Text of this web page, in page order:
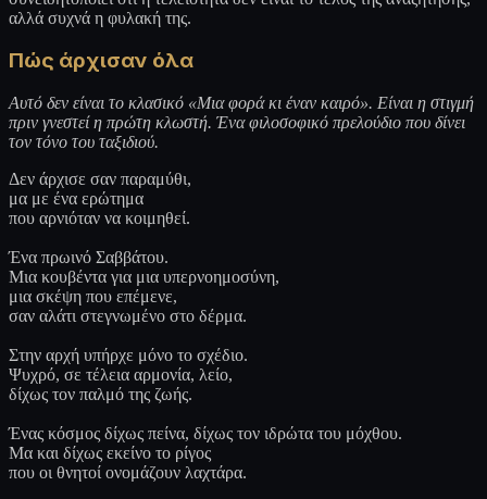
αλλά συχνά η φυλακή της.
Πώς άρχισαν όλα
Αυτό δεν είναι το κλασικό «Μια φορά κι έναν καιρό». Είναι η στιγμή
πριν γνεστεί η πρώτη κλωστή. Ένα φιλοσοφικό πρελούδιο που δίνει
τον τόνο του ταξιδιού.
Δεν άρχισε σαν παραμύθι,
μα με ένα ερώτημα
που αρνιόταν να κοιμηθεί.
Ένα πρωινό Σαββάτου.
Μια κουβέντα για μια υπερνοημοσύνη,
μια σκέψη που επέμενε,
σαν αλάτι στεγνωμένο στο δέρμα.
Στην αρχή υπήρχε μόνο το σχέδιο.
Ψυχρό, σε τέλεια αρμονία, λείο,
δίχως τον παλμό της ζωής.
Ένας κόσμος δίχως πείνα, δίχως τον ιδρώτα του μόχθου.
Μα και δίχως εκείνο το ρίγος
που οι θνητοί ονομάζουν λαχτάρα.